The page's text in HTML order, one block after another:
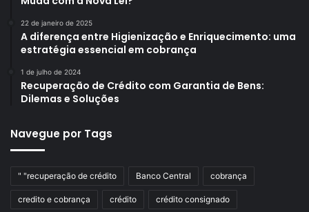
22 de janeiro de 2025
A diferença entre Higienização e Enriquecimento: uma
estratégia essencial em cobrança
1 de julho de 2024
Recuperação de Crédito com Garantia de Bens:
Dilemas e Soluções
Navegue por Tags
" "recuperação de crédito Banco Central cobrança
credito e cobrança crédito crédito consignado